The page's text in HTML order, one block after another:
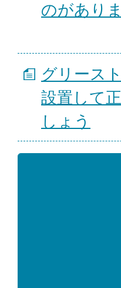
のがあり
グリース
設置して
しょう